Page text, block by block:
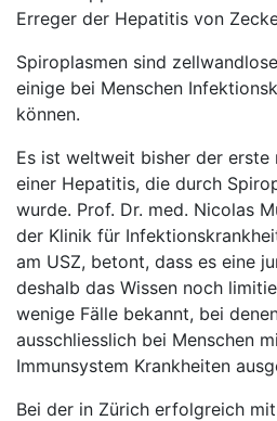
Rubriken
Erreger der Hepatitis von
Spiroplasmen sind
einige bei Menschen
können.
Es ist weltweit bisher der erste
einer Hepatitis, die durch
wurde. Prof. Dr. med. Nicolas
der Klinik für
am USZ, betont, dass es eine
deshalb das Wissen noch
wenige Fälle bekannt, bei
ausschliesslich bei Menschen
Immunsystem Krankheiten
Bei der in Zürich erfolgreich